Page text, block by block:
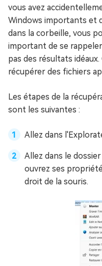
vous avez
Windows importants et
dans la corbeille, vous
important de se
pas des résultats
récupérer des fichiers
Les étapes de la
sont les suivantes :
Allez dans
Allez dans le
ouvrez ses
droit de la souris.